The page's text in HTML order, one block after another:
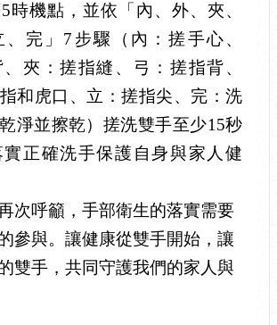
5時機點，並依「內、外、夾、
完」 7 步驟（內：搓手心、
夾：搓指縫、弓：搓指背、
和虎口、立：搓指尖、完：洗
淨並擦乾）搓洗雙手至少15秒
實正確洗手保護自身與家人健
次呼籲，手部衛生的落實需要
參與。讓健康從雙手開始，讓
雙手，共同守護我們的家人與